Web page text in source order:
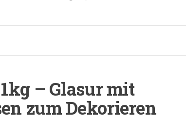
– Glasur mit
zum Dekorieren